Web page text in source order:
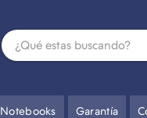
Notebooks Garantía